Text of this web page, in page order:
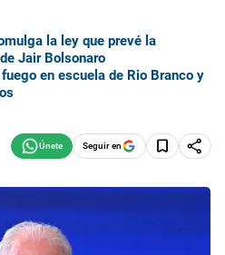
la ley que prevé la
Jair Bolsonaro
en escuela de Rio Branco y
Seguir en